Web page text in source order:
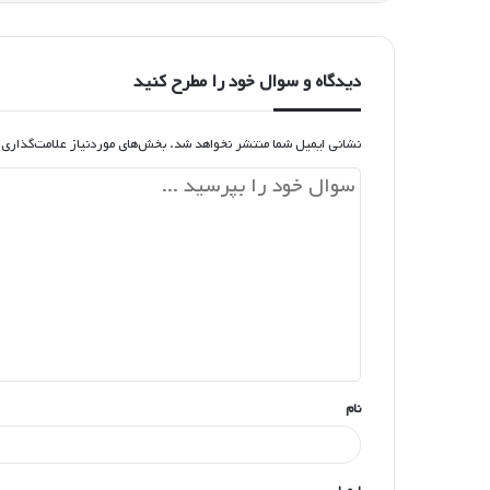
دیدگاه و سوال خود را مطرح کنید
نشانی ایمیل شما منتشر نخواهد شد.بخش‌های موردنیاز
*
نام